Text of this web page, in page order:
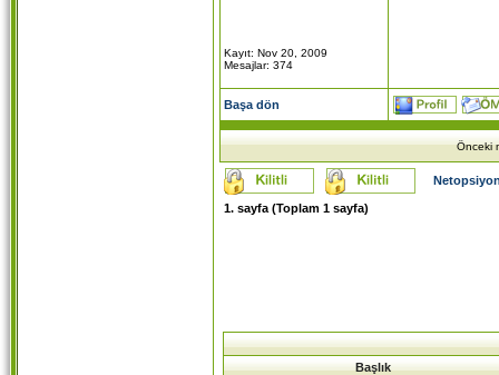
Kayıt: Nov 20, 2009
Mesajlar: 374
Başa dön
Önceki
1. sayfa (Toplam 1 sayfa)
Başlık